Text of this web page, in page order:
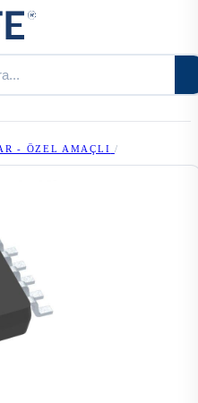
- ÖZEL AMAÇLI /